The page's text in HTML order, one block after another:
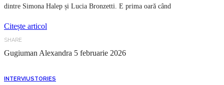
dintre Simona Halep și Lucia Bronzetti. E prima oară când
Citește articol
SHARE
Gugiuman Alexandra 5 februarie 2026
INTERVIUSTORIES